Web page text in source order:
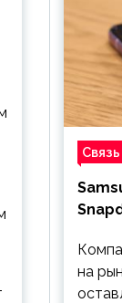
Связь
на